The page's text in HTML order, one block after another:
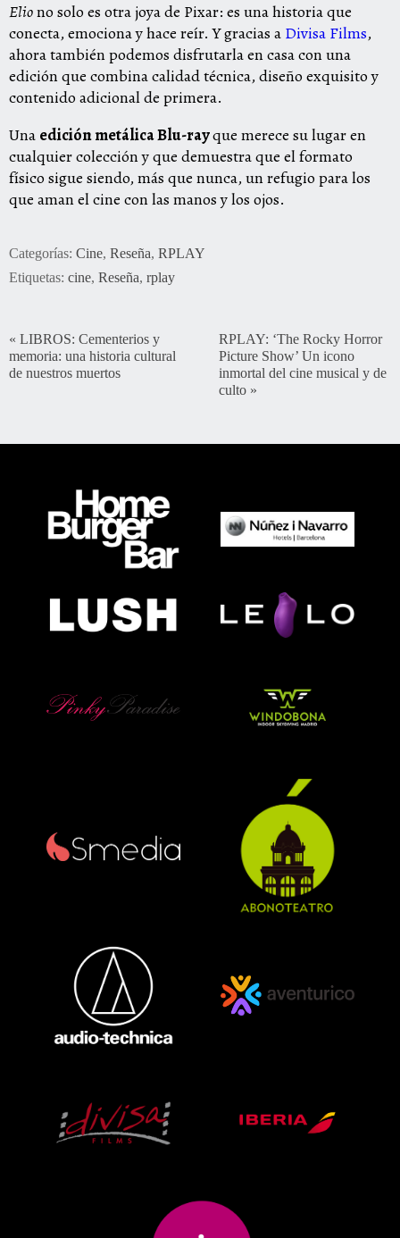
Eliono solo es otra joya de Pixar: es una historia que
conecta, emociona y hace reír. Y gracias a Divisa Films,
ahora también podemos disfrutarla en casa con una
edición que combina calidad técnica, diseño exquisito y
contenido adicional de primera.
Una edición metálica Blu-rayque merece su lugar en
cualquier colección y que demuestra que el formato
físico sigue siendo, más que nunca, un refugio para los
que aman el cine con las manos y los ojos.
Categorías: Cine, Reseña, RPLAY
Etiquetas: cine, Reseña, rplay
« LIBROS: Cementerios y
memoria: una historia cultural
de nuestros muertos
RPLAY: ‘The Rocky Horror
Picture Show’ Un icono
inmortal del cine musical y de
culto »